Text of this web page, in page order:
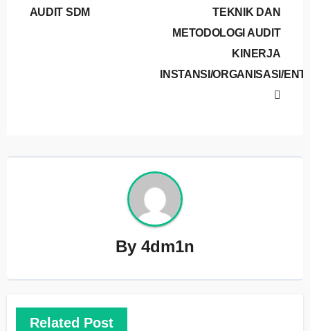
navigation
AUDIT SDM
TEKNIK DAN
METODOLOGI AUDIT
KINERJA
INSTANSI/ORGANISASI/
By 4dm1n
Related Post